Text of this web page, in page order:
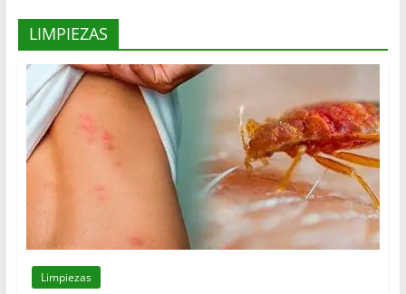
LIMPIEZAS
Limpiezas